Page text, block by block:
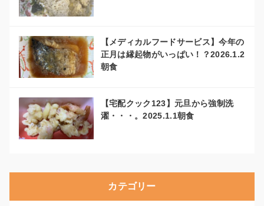
【メディカルフードサービス】今年の
正月は縁起物がいっぱい！？2026.1.2
朝食
【宅配クック123】元旦から強制洗
濯・・・。2025.1.1朝食
カテゴリー